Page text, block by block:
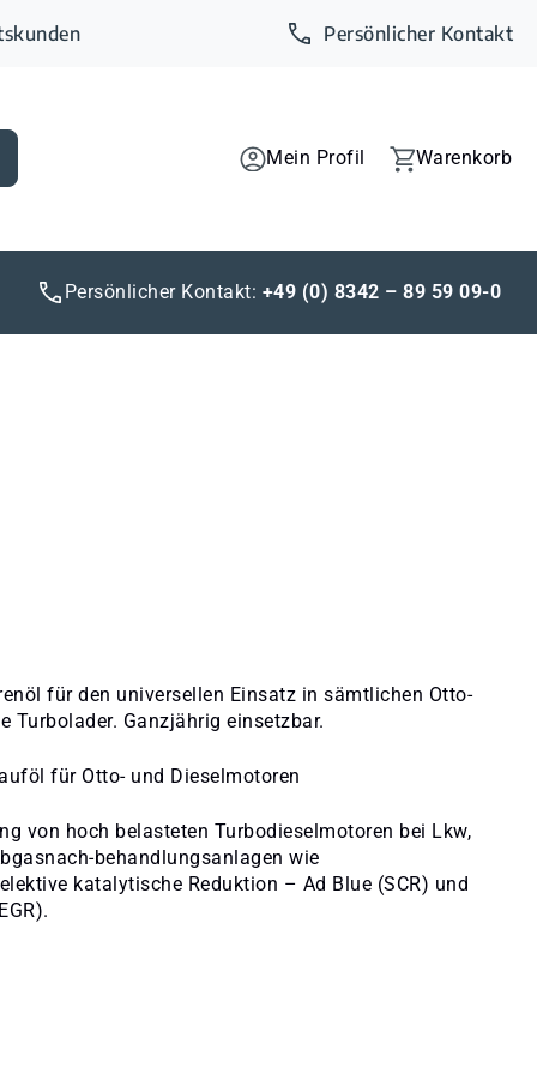
Persönlicher Kontakt
Mein Profil Warenkorb
Persönlicher Kontakt: +49 (0) 8342 – 89 59 09-0
für den universellen Einsatz in sämtlichen Otto-
Turbolader. Ganzjährig einsetzbar.
für Otto- und Dieselmotoren
von hoch belasteten Turbodieselmotoren bei Lkw,
behandlungsanlagen wie
katalytische Reduktion – Ad Blue (SCR) und